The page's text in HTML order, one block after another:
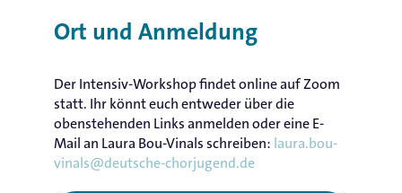
Ort und Anmeldung
Der Intensiv-Workshop findet online auf Zoom
statt. Ihr könnt euch entweder über die
obenstehenden Links anmelden oder eine E-
Mail an Laura Bou-Vinals schreiben: laura.bou-
vinals@deutsche-chorjugend.de